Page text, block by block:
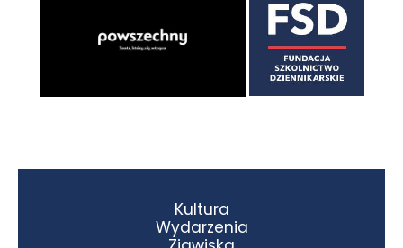
Kultura
Wydarzenia